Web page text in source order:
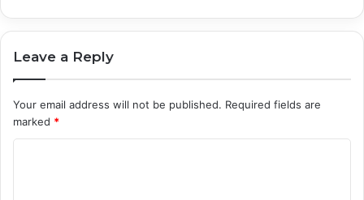
Leave a Reply
Your email address will not be published. Required fields are
marked *